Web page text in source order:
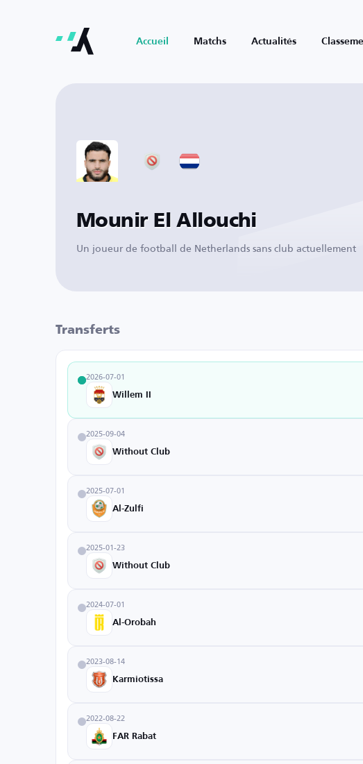
Accueil Matchs Actualités
Mounir El Allouchi
Un joueur de football de Netherlands sans club actuellement
Transferts
2026-07-01
Willem II
2025-09-04
Without Club
2025-07-01
Al-Zulfi
2025-01-23
Without Club
2024-07-01
Al-Orobah
2023-08-14
Karmiotissa
2022-08-22
FAR Rabat